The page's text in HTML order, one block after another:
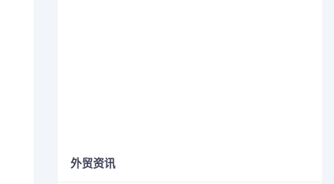
外贸资讯